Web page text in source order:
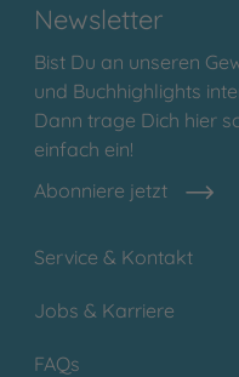
Newsletter
Bist Du an unseren
und Buchhighlights
Dann trage Dich hier
einfach ein!
Abonniere jetzt
Service & Kontakt
Jobs & Karriere
FAQs